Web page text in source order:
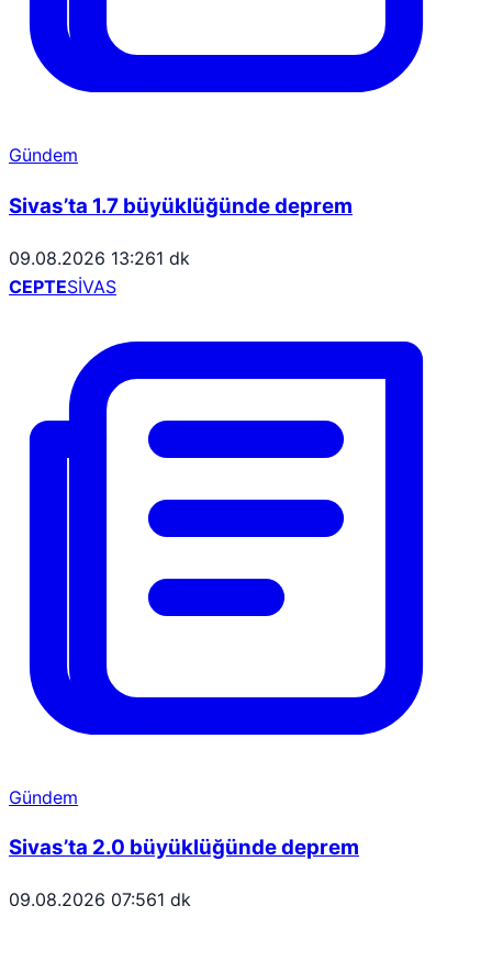
Gündem
Sivas’ta 1.7 büyüklüğünde deprem
09.08.2026 13:261 dk
CEPTESİVAS
Gündem
Sivas’ta 2.0 büyüklüğünde deprem
09.08.2026 07:561 dk